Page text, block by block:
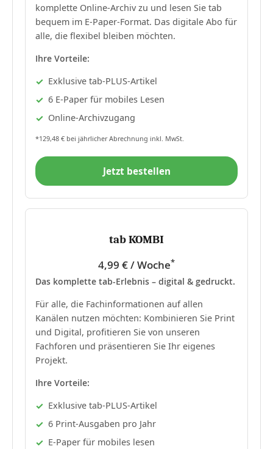
komplette Online-Archiv zu und lesen Sie tab
bequem im E-Paper-Format. Das digitale Abo für
alle, die flexibel bleiben möchten.
Ihre Vorteile:
Exklusive tab-PLUS-Artikel
6 E-Paper für mobiles Lesen
Online-Archivzugang
*129,48 € bei jährlicher Abrechnung inkl. MwSt.
Jetzt bestellen
tab KOMBI
4,99 € / Woche*
Das komplette tab-Erlebnis – digital & gedruckt.
Für alle, die Fachinformationen auf allen
Kanälen nutzen möchten: Kombinieren Sie Print
und Digital, profitieren Sie von unseren
Fachforen und präsentieren Sie Ihr eigenes
Projekt.
Ihre Vorteile:
Exklusive tab-PLUS-Artikel
6 Print-Ausgaben pro Jahr
E-Paper für mobiles lesen